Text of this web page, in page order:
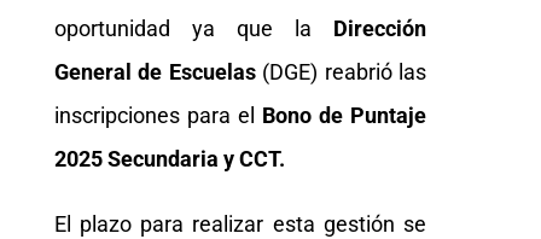
oportunidad ya que la Dirección
General de Escuelas(DGE) reabrió las
inscripciones para el Bono de Puntaje
2025 Secundaria y CCT.
El plazo para realizar esta gestión se